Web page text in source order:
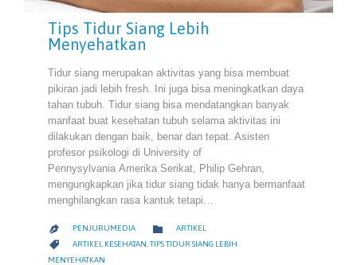
Tips Tidur Siang Lebih
Menyehatkan
Tidur siang merupakan aktivitas yang bisa membuat
pikiran jadi lebih fresh. Ini juga bisa meningkatkan daya
tahan tubuh. Tidur siang bisa mendatangkan banyak
manfaat buat kesehatan tubuh selama aktivitas ini
dilakukan dengan baik, benar dan tepat. Asisten
profesor psikologi di University of
Pennysylvania Amerika Serikat, Philip Gehran,
mengungkapkan jika tidur siang tidak hanya bermanfaat
menghilangkan rasa kantuk tetapi…
 PENJURUMEDIA  CATEGORY
ARTIKEL
 CATEGORY
ARTIKEL KESEHATAN,TIPS TIDUR SIANG LEBIH
MENYEHATKAN